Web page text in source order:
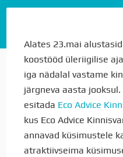
Alates 23.mai
koostööd üleriigilise
iga nädalal vastame
järgneva aasta jooksul.
esitada Eco Advice
kus Eco Advice
annavad küsimustele
atraktiivseima